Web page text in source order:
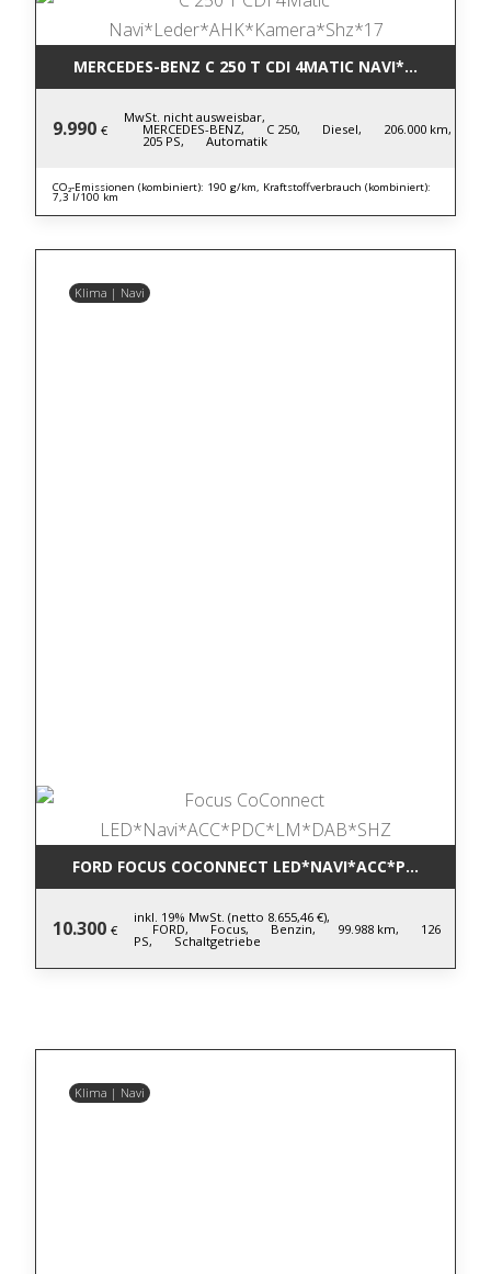
MERCEDES-BENZ C 250 T CDI 4MATIC
9.990 €
MwSt. nicht ausweisbar,
MERCEDES-BENZ, C 250, Diesel, 206.000 km,
205 PS, Automatik
CO₂-Emissionen (kombiniert): 190 g/km, Kraftstoffverbrauch (kombiniert):
7,3 l/100 km
Klima | Navi
FORD FOCUS COCONNECT
10.300 €
inkl. 19% MwSt. (netto 8.655,46 €),
FORD, Focus, Benzin, 99.988 km, 126
PS, Schaltgetriebe
Klima | Navi